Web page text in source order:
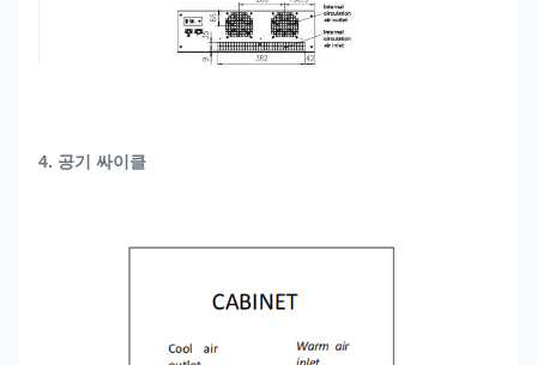
4. 공기 싸이클